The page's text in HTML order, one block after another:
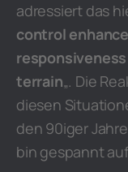
adressiert das
control
terrain„. Die
diesen
den 90iger
bin gespannt